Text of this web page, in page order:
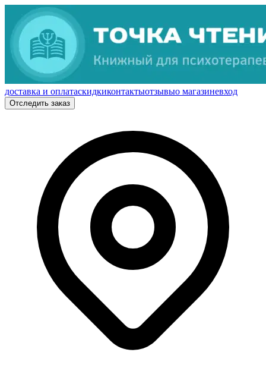
доставка и оплатаскидкиконтактыотзывыо магазиневход
Отследить заказ